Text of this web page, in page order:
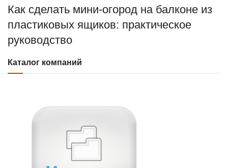
Как сделать мини‑огород на балконе из
пластиковых ящиков: практическое
руководство
Каталог компаний